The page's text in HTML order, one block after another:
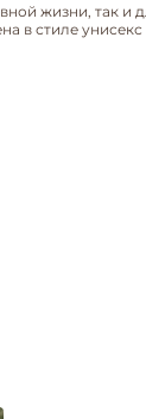
жизни, так и
в стиле унисекс